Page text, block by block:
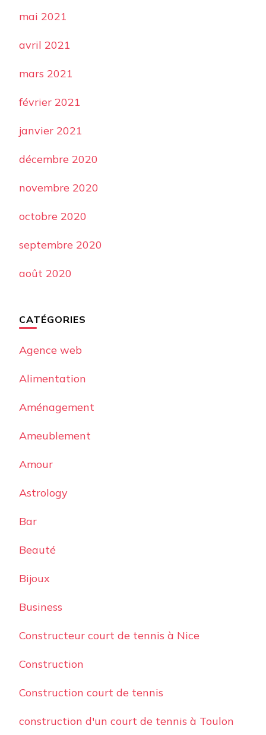
mai 2021
avril 2021
mars 2021
février 2021
janvier 2021
décembre 2020
novembre 2020
octobre 2020
septembre 2020
août 2020
CATÉGORIES
Agence web
Alimentation
Aménagement
Ameublement
Amour
Astrology
Bar
Beauté
Bijoux
Business
Constructeur court de tennis à Nice
Construction
Construction court de tennis
construction d'un court de tennis à Toulon